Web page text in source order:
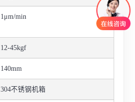
1μm/min
12-45kgf
140mm
304不锈钢机箱